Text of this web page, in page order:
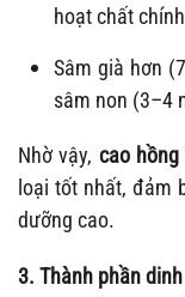
hoạt chất
Sâm già hơn
sâm non (3–4
Nhờ vậy, cao
loại tốt nhất, đảm
dưỡng cao.
3. Thành phần